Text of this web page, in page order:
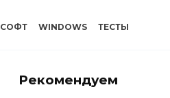
СОФТ WINDOWS ТЕСТЫ
Рекомендуем